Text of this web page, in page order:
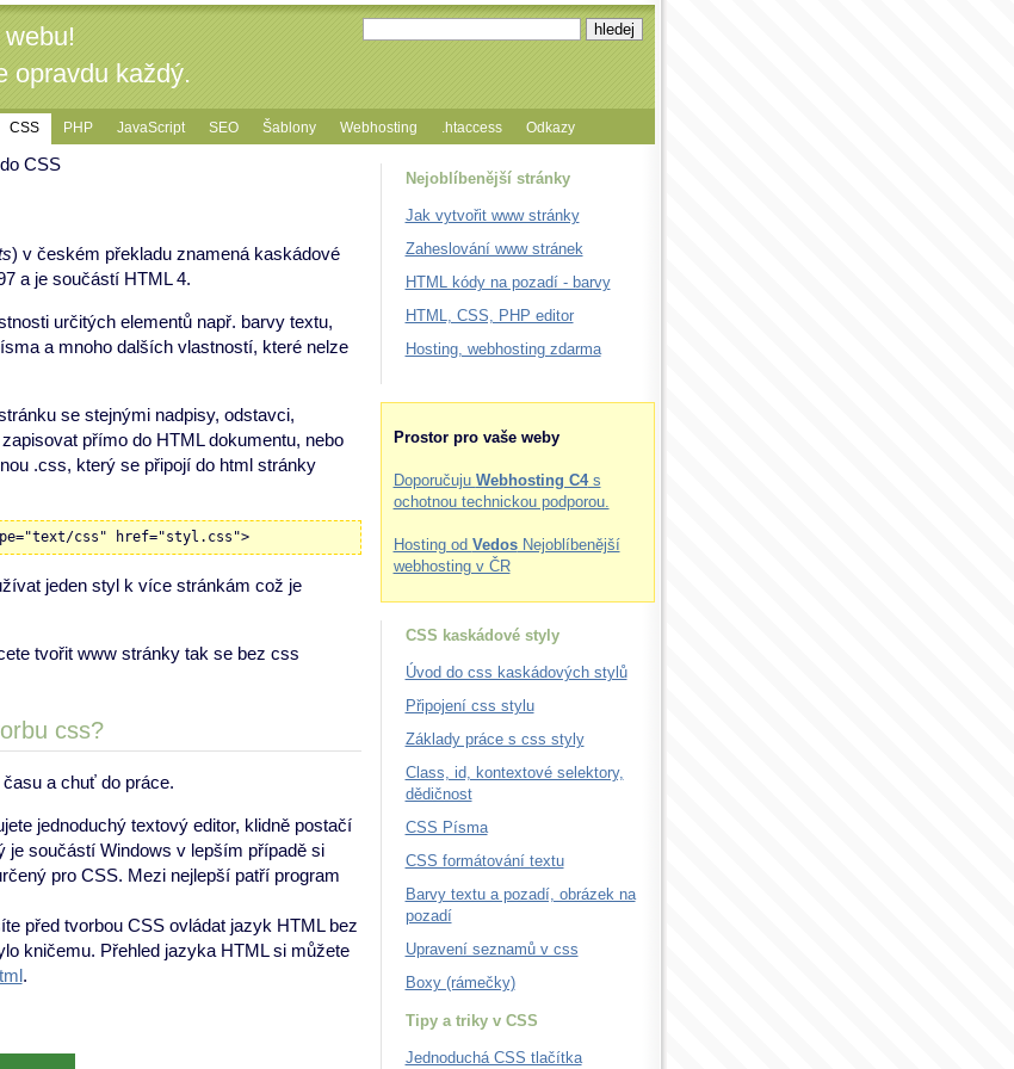
opravdu každý.
CSS PHP JavaScript SEO Šablony Webhosting .htaccess Odkazy
CSS
) v českém překladu znamená kaskádové
a je součástí HTML 4.
určitých elementů např. barvy textu,
a mnoho dalších vlastností, které nelze
se stejnými nadpisy, odstavci,
přímo do HTML dokumentu, nebo
.css, který se připojí do html stránky
css" href="styl.css">
jeden styl k více stránkám což je
tvořit www stránky tak se bez css
css?
a chuť do práce.
jednoduchý textový editor, klidně postačí
je součástí Windows v lepším případě si
pro CSS. Mezi nejlepší patří program
před tvorbou CSS ovládat jazyk HTML bez
kničemu. Přehled jazyka HTML si můžete
.
Nejoblíbenější stránky
Jak vytvořit www stránky
Zaheslování www stránek
HTML kódy na pozadí - barvy
HTML, CSS, PHP editor
Hosting, webhosting zdarma
Prostor pro vaše weby
Doporučuju Webhosting C4s
ochotnou technickou podporou.
Hosting od VedosNejoblíbenější
webhosting v ČR
CSS kaskádové styly
Úvod do css kaskádových stylů
Připojení css stylu
Základy práce s css styly
Class, id, kontextové selektory,
dědičnost
CSS Písma
CSS formátování textu
Barvy textu a pozadí, obrázek na
pozadí
Upravení seznamů v css
Boxy (rámečky)
Tipy a triky v CSS
Jednoduchá CSS tlačítka